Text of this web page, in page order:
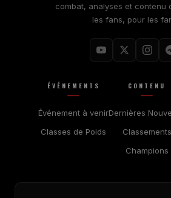
combat, analyses et contenu
les fans, pour les
ÉVÉNEMENTS
Événement à venir
Classes de Poids
CONTENU
Dernières
Classements
Champions